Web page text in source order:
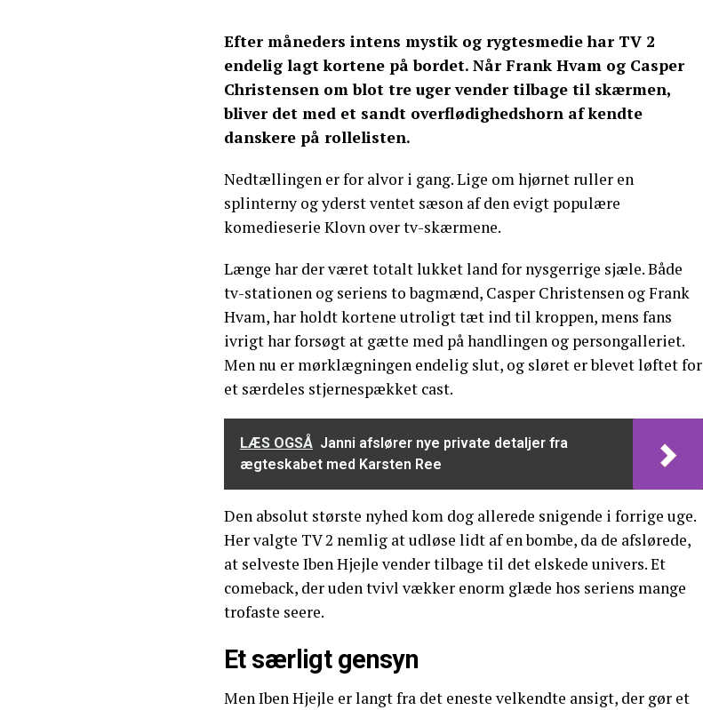
Efter måneders intens mystik og rygtesmedie har TV 2
endelig lagt kortene på bordet. Når Frank Hvam og Casper
Christensen om blot tre uger vender tilbage til skærmen,
bliver det med et sandt overflødighedshorn af kendte
danskere på rollelisten.
Nedtællingen er for alvor i gang. Lige om hjørnet ruller en
splinterny og yderst ventet sæson af den evigt populære
komedieserie Klovn over tv-skærmene.
Længe har der været totalt lukket land for nysgerrige sjæle. Både
tv-stationen og seriens to bagmænd, Casper Christensen og Frank
Hvam, har holdt kortene utroligt tæt ind til kroppen, mens fans
ivrigt har forsøgt at gætte med på handlingen og persongalleriet.
Men nu er mørklægningen endelig slut, og sløret er blevet løftet for
et særdeles stjernespækket cast.
LÆS OGSÅ Janni afslører nye private detaljer fra
ægteskabet med Karsten Ree
Den absolut største nyhed kom dog allerede snigende i forrige uge.
Her valgte TV 2 nemlig at udløse lidt af en bombe, da de afslørede,
at selveste Iben Hjejle vender tilbage til det elskede univers. Et
comeback, der uden tvivl vækker enorm glæde hos seriens mange
trofaste seere.
Et særligt gensyn
Men Iben Hjejle er langt fra det eneste velkendte ansigt, der gør et